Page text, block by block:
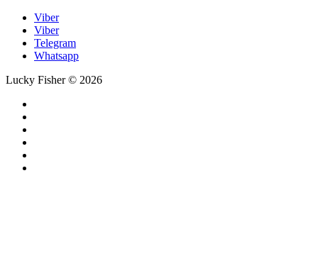
Viber
Viber
Telegram
Whatsapp
Lucky Fisher © 2026